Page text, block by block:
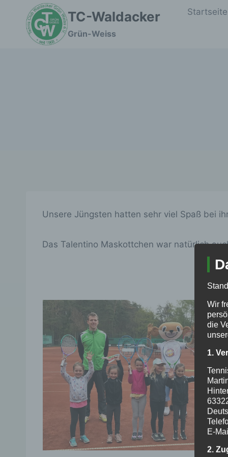
springen
TC-Waldacker
Grün-Weiss
Startseite
Unsere Jüngsten hatten sehr viel Spaß bei
Das Talentino Maskottchen war natürlich
Wir
die
1.
E-
2.